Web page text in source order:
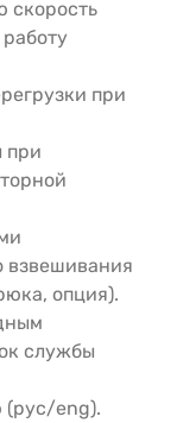
скорость
при
при
взвешивания
опция).
службы
(рус/eng).